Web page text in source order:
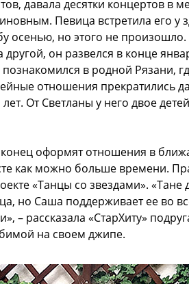
давала десятки концертов в
Певица встретила его у
осенью, но этого не произошло.
он развелся в конце
в родной Рязани,
отношения прекратились
От Светланы у него двое
оформят отношения в
как можно больше времени.
«Танцы со звездами».
но Саша поддерживает ее во
– рассказала «СтарХиту»
на своем джипе.